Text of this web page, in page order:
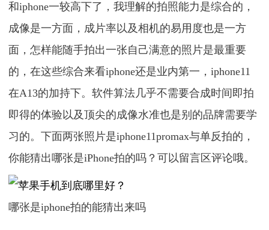
和iphone一较高下了，我理解的拍照能力是综合的，
成像是一方面，成片率以及相机的易用度也是一方
面，怎样能随手拍出一张自己满意的照片是最重要
的，在这些综合来看iphone还是业内第一，iphone11
在A13的加持下。软件算法几乎不需要合成时间即拍
即得的体验以及顶尖的成像水准也是别的品牌需要学
习的。下面两张照片是iphone11promax与单反拍的，
你能猜出哪张是iPhone拍的吗？可以留言区评论哦。
哪张是iphone拍的能猜出来吗